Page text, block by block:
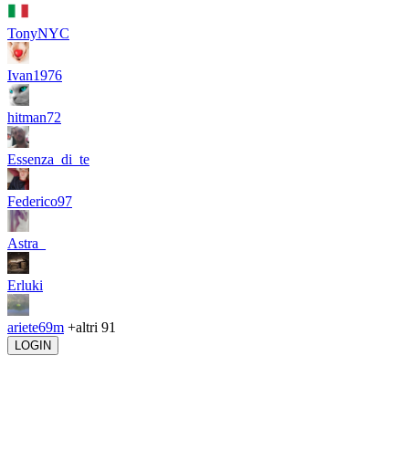
TonyNYC
Ivan1976
hitman72
Essenza_di_te
Federico97
Astra_
Erluki
ariete69m +altri 91
LOGIN